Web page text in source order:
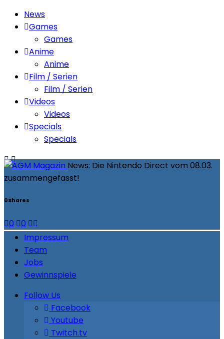
News
Games
Games
Anime
Anime
Film / Serien
Film / Serien
Videos
Videos
Specials
Specials
News: Die Nintendo Direct vom 08.03.
zusammengefasst!
0Shares
0
0
Impressum
Team
Jobs
Gewinnspiele
Follow Us
Facebook
Youtube
Twitch.tv